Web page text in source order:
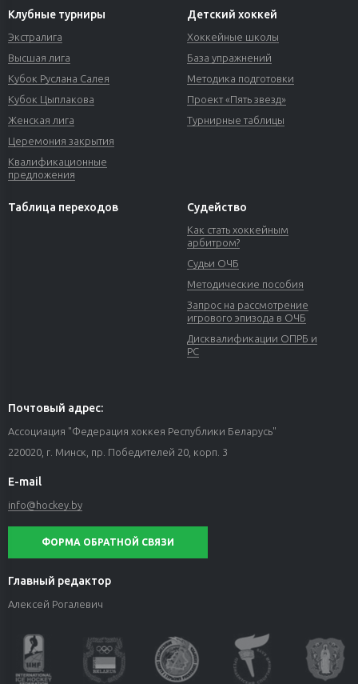
Клубные турниры
Экстралига
Высшая лига
Кубок Руслана Салея
Кубок Цыплакова
Женская лига
Церемония закрытия
Квалификационные
предложения
Детский хоккей
Хоккейные школы
База упражнений
Методика подготовки
Проект «Пять звезд»
Турнирные таблицы
Таблица переходов Судейство
Как стать хоккейным
арбитром?
Судьи ОЧБ
Методические пособия
Запрос на рассмотрение
игрового эпизода в ОЧБ
Дисквалификации ОПРБ и
РС
Почтовый адрес:
Ассоциация "Федерация хоккея Республики Беларусь"
220020, г. Минск, пр. Победителей 20, корп. 3
E-mail
info@hockey.by
ФОРМА ОБРАТНОЙ СВЯЗИ
Главный редактор
Алексей Рогалевич